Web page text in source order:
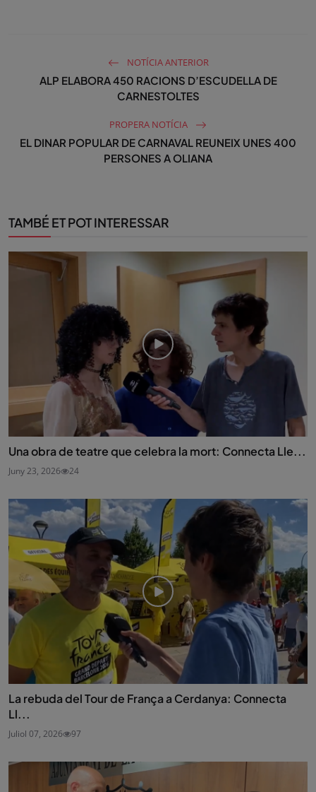
NOTÍCIA ANTERIOR
ALP ELABORA 450 RACIONS D’ESCUDELLA DE
CARNESTOLTES
PROPERA NOTÍCIA
EL DINAR POPULAR DE CARNAVAL REUNEIX UNES 400
PERSONES A OLIANA
TAMBÉ ET POT INTERESSAR
Una obra de teatre que celebra la mort: Connecta Lle...
Juny 23, 2026 24
La rebuda del Tour de França a Cerdanya: Connecta
Ll...
Juliol 07, 2026 97